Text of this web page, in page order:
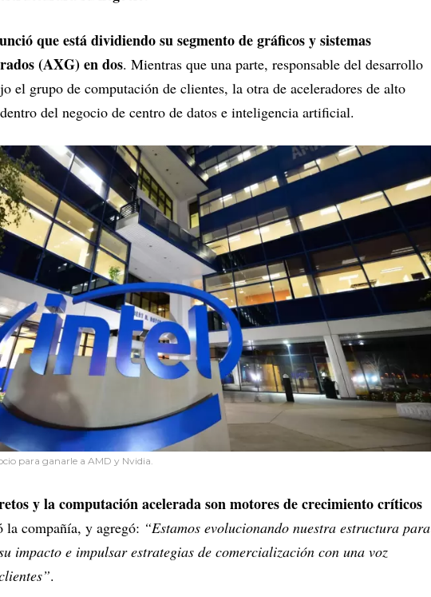
que está dividiendo su segmento de gráficos y sistemas
(AXG) en dos. Mientras que una parte, responsable del desarrollo
el grupo de computación de clientes, la otra de aceleradores de alto
del negocio de centro de datos e inteligencia artificial.
para ganarle a AMD y Nvidia.
y la computación acelerada son motores de crecimiento críticos
la compañía, y agregó: “Estamos evolucionando nuestra estructura para
impacto e impulsar estrategias de comercialización con una voz
.